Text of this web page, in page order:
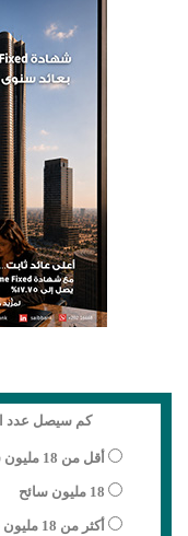
كم سيصل عدد
أقل من 18 مليون سائح
18 مليون سائح
أكثر من 18 مليون سائح